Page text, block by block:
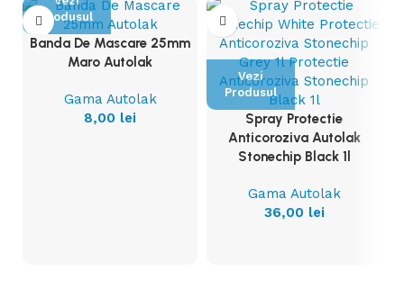
Produsul
Banda De Mascare 25mm
Maro Autolak
Gama Autolak
8,00 lei
Vezi
Produsul
Spray Protectie
Anticoroziva Autolak
Stonechip Black 1l
Gama Autolak
36,00 lei